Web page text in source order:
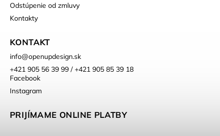
Odstúpenie od zmluvy
Kontakty
KONTAKT
info@openupdesign.sk
+421 905 56 39 99 / +421 905 85 39 18
Facebook
Instagram
PRIJÍMAME ONLINE PLATBY